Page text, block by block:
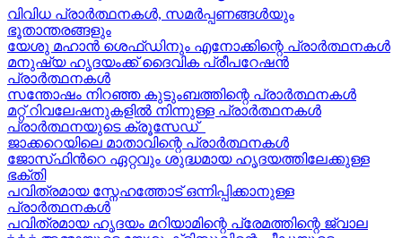
വിവിധ പ്രാർത്ഥനകൾ, സമർപ്പണങ്ങൾയും
ഭൂതാന്തരങ്ങളും
യേശു മഹാന്‍ ശെഫ്ഡിനും എനോക്കിന്റെ പ്രാർത്ഥനകള്‍
മനുഷ്യ ഹൃദയംക്ക് ദൈവിക പ്രീപറേഷൻ
പ്രാർത്ഥനകൾ
സന്തോഷം നിറഞ്ഞ കുടുംബത്തിന്റെ പ്രാർത്ഥനകള്‍
മറ്റ് റിവലേഷനുകളിൽ നിന്നുള്ള പ്രാർത്ഥനകൾ
പ്രാർത്ഥനയുടെ ക്രൂസേഡ്
ജാക്കറെയിലെ മാതാവിന്റെ പ്രാർത്ഥനകൾ
ജോസ്‌ഫിന്‍റെ ഏറ്റവും ശുദ്ധമായ ഹൃദയത്തിലേക്കുള്ള
ഭക്തി
പവിത്രമായ സ്നേഹത്തോട് ഒന്നിപ്പിക്കാനുള്ള
പ്രാർത്ഥനകള്‍
പവിത്രമായ ഹൃദയം മറിയാമിന്റെ പ്രേമത്തിന്റെ ജ്വാല